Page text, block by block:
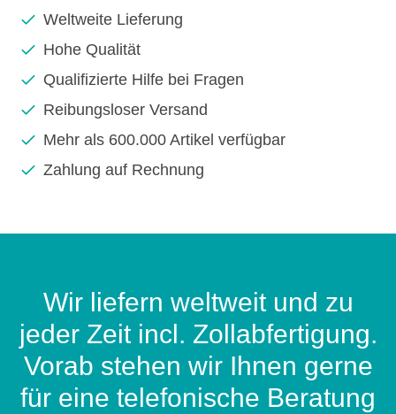
Weltweite Lieferung
Hohe Qualität
Qualifizierte Hilfe bei Fragen
Reibungsloser Versand
Mehr als 600.000 Artikel verfügbar
Zahlung auf Rechnung
Wir liefern weltweit und zu
jeder Zeit incl. Zollabfertigung.
Vorab stehen wir Ihnen gerne
für eine telefonische Beratung